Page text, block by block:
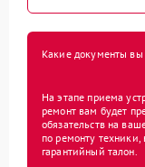
Какие документы вы
На этапе приема
ремонт вам будет
обязательств на
по ремонту
гарантийный талон.